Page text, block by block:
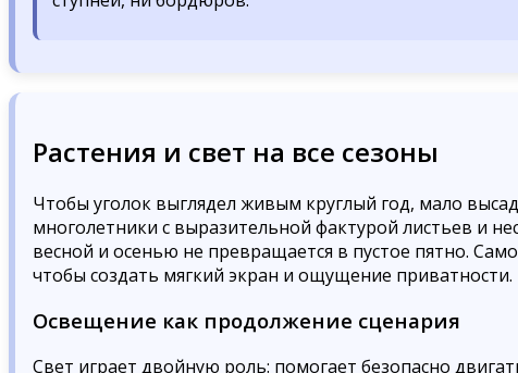
Растения и свет на все сезоны
Чтобы уголок выглядел живым круглый год, мало
многолетники с выразительной фактурой листьев и
весной и осенью не превращается в пустое пятно.
чтобы создать мягкий экран и ощущение приватности.
Освещение как продолжение сценария
Свет играет двойную роль: помогает безопасно